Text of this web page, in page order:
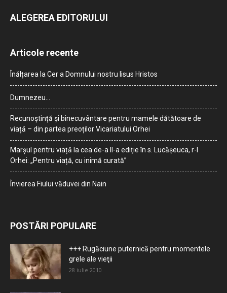
ALEGEREA EDITORULUI
Articole recente
Înălțarea la Cer a Domnului nostru Iisus Hristos
Dumnezeu…
Recunoștință și binecuvântare pentru mamele dătătoare de
viață – din partea preoților Vicariatului Orhei
Marșul pentru viață la cea de-a II-a ediție în s. Lucășeuca, r-l
Orhei: „Pentru viață, cu inimă curată”
Învierea Fiului văduvei din Nain
POSTĂRI POPULARE
+++ Rugăciune puternică pentru momentele
grele ale vieţii
28 iulie 2010